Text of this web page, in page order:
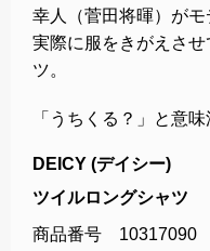
幸人（菅田将暉）がモ
実際に服をきがえさ
ツ。
「うちくる？」と意
DEICY (デイシー)
ツイルロングシャツ
商品番号 10317090